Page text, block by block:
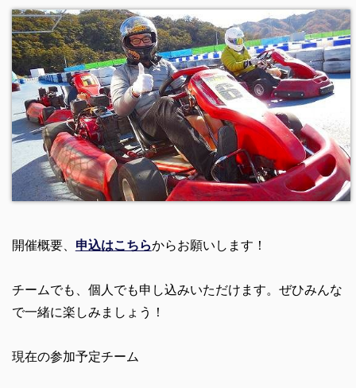
開催概要、 申込はこちらからお願いします！
チームでも、個人でも申し込みいただけます。ぜひみんな
で一緒に楽しみましょう！
現在の参加予定チーム